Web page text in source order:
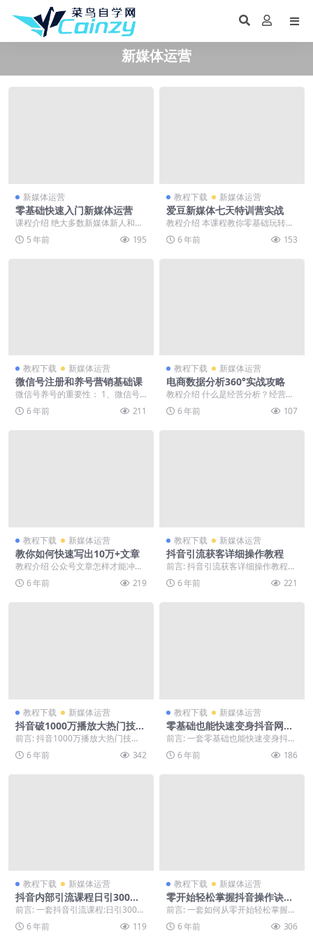
新媒体运营
新媒体运营
零基础快速入门新媒体运营
课程介绍 绝大多数新媒体新人和小
白，都面临着这样的困境：忙着原
创、转载、排版、增...
5 年前 195
教程下载 新媒体运营
爱豆新媒体七天特训营实战
教程介绍 本课程教你零基础玩转自
媒体，让你搞清自媒体行业的走
向，从主流平台实操剖...
6 年前 153
教程下载 新媒体运营
微信号注册和养号营销基础课
微信号养号的重要性： 1、微信号
是很多项目的基本配置，比如微信
直营，微商，微信营...
6 年前 211
教程下载 新媒体运营
电商数据分析360°实战攻略
教程介绍 什么是经营分析？经营分
析该如何去做？课程涵盖业务方法
论与实战应用，帮助...
6 年前 107
教程下载 新媒体运营
教你如何快速写出10万+文章
教程介绍 公众号文章怎样才能冲破
10万+？10万+内容出来后该做些什
么？教你提高...
6 年前 219
教程下载 新媒体运营
抖音引流获客详细操作教程
前言: 抖音引流获客详细操作教程，
喜欢就下载吧。 正文: 课程特色：
如果你是想...
6 年前 221
教程下载 新媒体运营
抖音破1000万播放大热门技巧
课程
前言: 抖音1000万播放大热门技
巧，喜欢就下载吧。 正文: 包含了
抖音热门舞蹈...
6 年前 342
教程下载 新媒体运营
零基础也能快速变身抖音网红
舞达人
前言: 一套零基础也能快速变身抖音
网红舞达人，喜欢就下载吧。 正文:
现在学习跳...
6 年前 186
教程下载 新媒体运营
抖音内部引流课程日引300粉
实战操作
前言: 一套抖音引流课程:日引300粉
实战操作内部课程方法，喜欢就下
载吧。 正文...
6 年前 119
教程下载 新媒体运营
零开始轻松掌握抖音操作诀窍
教程
前言: 一套如何从零开始轻松掌握抖
音操作诀窍，喜欢就下载吧。 正文:
揭秘抖音操...
6 年前 306